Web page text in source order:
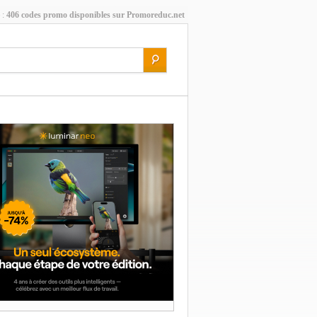
: 406 codes promo disponibles sur Promoreduc.net